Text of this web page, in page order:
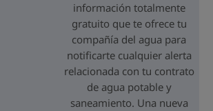
información totalmente
gratuito que te ofrece tu
compañía del agua para
notificarte cualquier alerta
relacionada con tu contrato
de agua potable y
saneamiento. Una nueva